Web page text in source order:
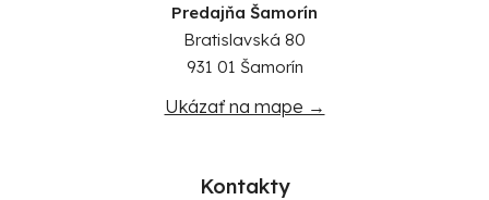
Predajňa Šamorín
Bratislavská 80
931 01 Šamorín
Ukázať na mape →
Kontakty